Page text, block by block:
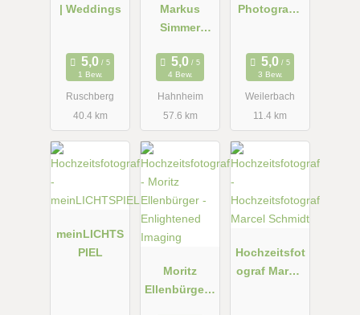
| Weddings
1 Bew.
Ruschberg
40.4 km
Markus
Simmer
4 Bew.
Hahnheim
57.6 km
Photograph
3 Bew.
Weilerbach
11.4 km
meinLICHTS
PIEL
Moritz
Ellenbürger -
Hochzeitsfot
ograf Marcel